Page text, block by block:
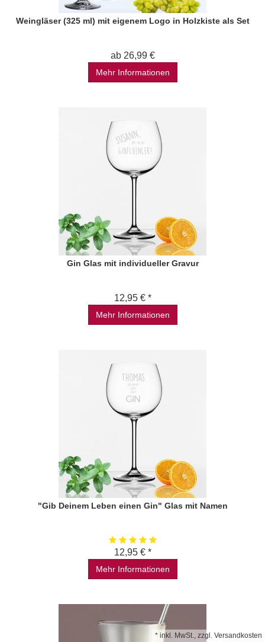
Weingläser (325 ml) mit eigenem Logo in Holzkiste als Set
ab 26,99 €
Mehr Informationen
Gin Glas mit individueller Gravur
12,95 € *
Mehr Informationen
"Gib Deinem Leben einen Gin" Glas mit Namen
12,95 € *
Mehr Informationen
* inkl. MwSt., zzgl. Versandkosten